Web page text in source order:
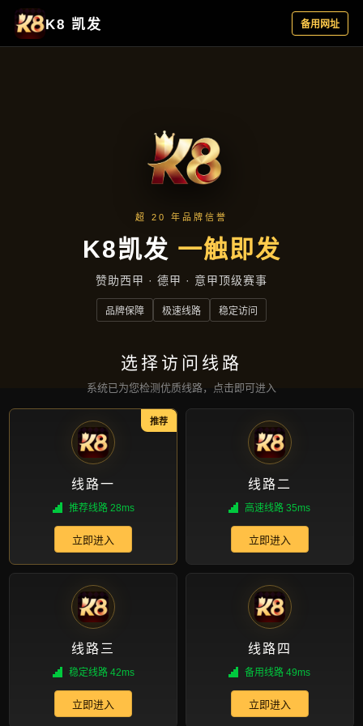
精品项目
首页 精品项目